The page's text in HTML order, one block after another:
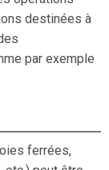
destinées à
par exemple
ferrées,